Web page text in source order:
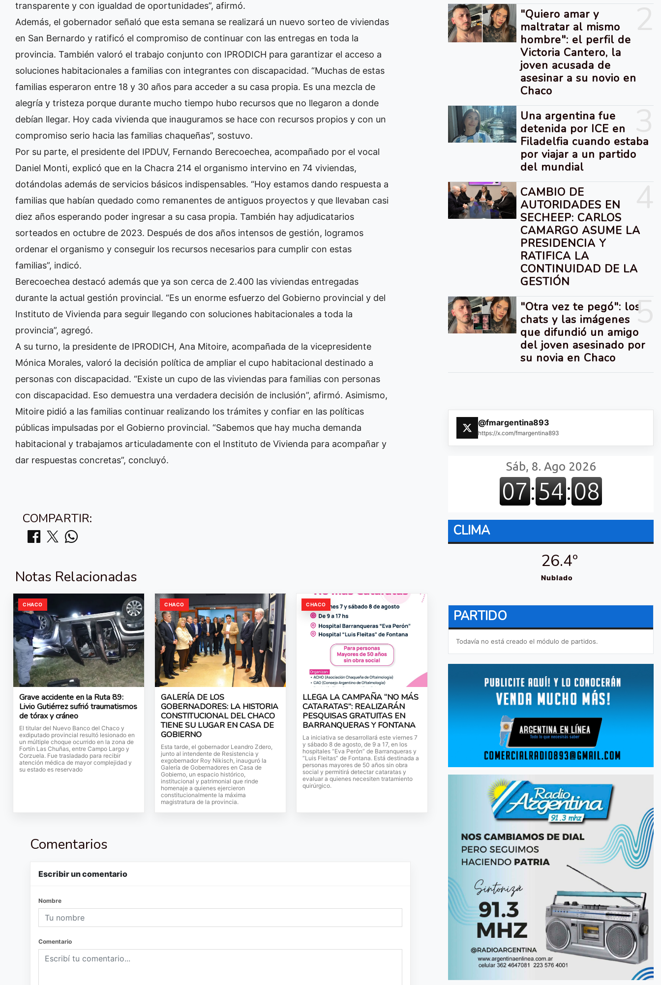
transparente y con igualdad de oportunidades”, afirmó.
Además, el gobernador señaló que esta semana se realizará un nuevo sorteo de viviendas
en San Bernardo y ratificó el compromiso de continuar con las entregas en toda la
provincia. También valoró el trabajo conjunto con IPRODICH para garantizar el acceso a
soluciones habitacionales a familias con integrantes con discapacidad. “Muchas de estas
familias esperaron entre 18 y 30 años para acceder a su casa propia. Es una mezcla de
alegría y tristeza porque durante mucho tiempo hubo recursos que no llegaron a donde
debían llegar. Hoy cada vivienda que inauguramos se hace con recursos propios y con un
compromiso serio hacia las familias chaqueñas”, sostuvo.
Por su parte, el presidente del IPDUV, Fernando Berecoechea, acompañado por el vocal
Daniel Monti, explicó que en la Chacra 214 el organismo intervino en 74 viviendas,
dotándolas además de servicios básicos indispensables. “Hoy estamos dando respuesta a
familias que habían quedado como remanentes de antiguos proyectos y que llevaban casi
diez años esperando poder ingresar a su casa propia. También hay adjudicatarios
sorteados en octubre de 2023. Después de dos años intensos de gestión, logramos
ordenar el organismo y conseguir los recursos necesarios para cumplir con estas
familias”, indicó.
Berecoechea destacó además que ya son cerca de 2.400 las viviendas entregadas
durante la actual gestión provincial. “Es un enorme esfuerzo del Gobierno provincial y del
Instituto de Vivienda para seguir llegando con soluciones habitacionales a toda la
provincia”, agregó.
A su turno, la presidente de IPRODICH, Ana Mitoire, acompañada de la vicepresidente
Mónica Morales, valoró la decisión política de ampliar el cupo habitacional destinado a
personas con discapacidad. “Existe un cupo de las viviendas para familias con personas
con discapacidad. Eso demuestra una verdadera decisión de inclusión”, afirmó. Asimismo,
Mitoire pidió a las familias continuar realizando los trámites y confiar en las políticas
públicas impulsadas por el Gobierno provincial. “Sabemos que hay mucha demanda
habitacional y trabajamos articuladamente con el Instituto de Vivienda para acompañar y
dar respuestas concretas”, concluyó.
COMPARTIR:
Notas Relacionadas
CHACO
Grave accidente en la Ruta 89:
Livio Gutiérrez sufrió traumatismos
de tórax y cráneo
El titular del Nuevo Banco del Chaco y
exdiputado provincial resultó lesionado en
un múltiple choque ocurrido en la zona de
Fortín Las Chuñas, entre Campo Largo y
Corzuela. Fue trasladado para recibir
atención médica de mayor complejidad y
su estado es reservado
CHACO
GALERÍA DE LOS
GOBERNADORES: LA HISTORIA
CONSTITUCIONAL DEL CHACO
TIENE SU LUGAR EN CASA DE
GOBIERNO
Esta tarde, el gobernador Leandro Zdero,
junto al intendente de Resistencia y
exgobernador Roy Nikisch, inauguró la
Galería de Gobernadores en Casa de
Gobierno, un espacio histórico,
institucional y patrimonial que rinde
homenaje a quienes ejercieron
constitucionalmente la máxima
magistratura de la provincia.
CHACO
LLEGA LA CAMPAÑA “NO MÁS
CATARATAS”: REALIZARÁN
PESQUISAS GRATUITAS EN
BARRANQUERAS Y FONTANA
La iniciativa se desarrollará este viernes 7
y sábado 8 de agosto, de 9 a 17, en los
hospitales “Eva Perón” de Barranqueras y
“Luis Fleitas” de Fontana. Está destinada a
personas mayores de 50 años sin obra
social y permitirá detectar cataratas y
evaluar a quienes necesiten tratamiento
quirúrgico.
Comentarios
Escribir un comentario
Nombre
Comentario
"Quiero amar y
maltratar al mismo
hombre": el perfil de
Victoria Cantero, la
joven acusada de
asesinar a su novio en
Chaco
Una argentina fue
detenida por ICE en
Filadelfia cuando estaba
por viajar a un partido
del mundial
CAMBIO DE
AUTORIDADES EN
SECHEEP: CARLOS
CAMARGO ASUME LA
PRESIDENCIA Y
RATIFICA LA
CONTINUIDAD DE LA
GESTIÓN
5
"Otra vez te pegó": los
chats y las imágenes
que difundió un amigo
del joven asesinado por
su novia en Chaco
@fmargentina893
https://x.com/fmargentina893
CLIMA
26.4º
Nublado
PARTIDO
Todavía no está creado el módulo de partidos.